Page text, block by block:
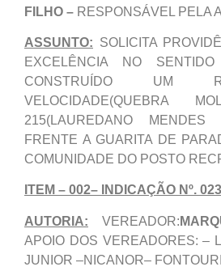
FILHO – RESPONSÁVEL PELA
ASSUNTO: SOLICITA
EXCELÊNCIA NO
CONSTRUÍDO UM
VELOCIDADE(QUEBRA
215(LAUREDANO MENDES
FRENTE A GUARITA DE
COMUNIDADE DO POSTO
ITEM – 002– INDICAÇÃO Nº.
AUTORIA: VEREADOR:
APOIO DOS VEREADORES: –
JUNIOR –NICANOR–